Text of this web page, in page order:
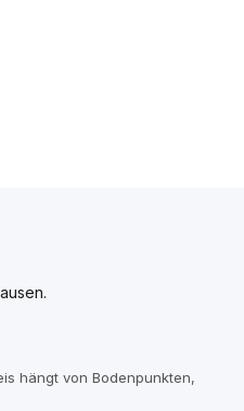
hängt von Bodenpunkten,